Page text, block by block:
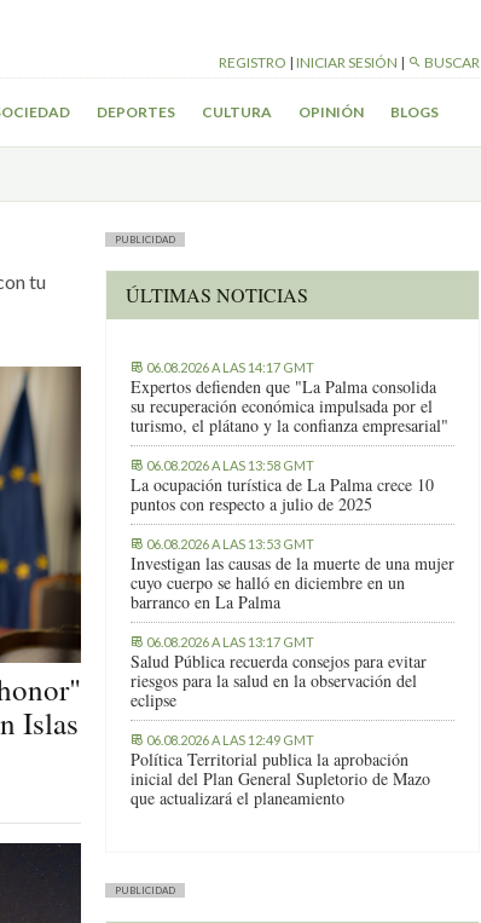
REGISTRO | INICIAR SESIÓN | BUSCAR
DEPORTES CULTURA OPINIÓN BLOGS
tu
Islas
PUBLICIDAD
ÚLTIMAS NOTICIAS
06.08.2026 A LAS 14:17 GMT
Expertos defienden que "La Palma consolida
su recuperación económica impulsada por el
turismo, el plátano y la confianza empresarial"
06.08.2026 A LAS 13:58 GMT
La ocupación turística de La Palma crece 10
puntos con respecto a julio de 2025
06.08.2026 A LAS 13:53 GMT
Investigan las causas de la muerte de una mujer
cuyo cuerpo se halló en diciembre en un
barranco en La Palma
06.08.2026 A LAS 13:17 GMT
Salud Pública recuerda consejos para evitar
riesgos para la salud en la observación del
eclipse
06.08.2026 A LAS 12:49 GMT
Política Territorial publica la aprobación
inicial del Plan General Supletorio de Mazo
que actualizará el planeamiento
PUBLICIDAD